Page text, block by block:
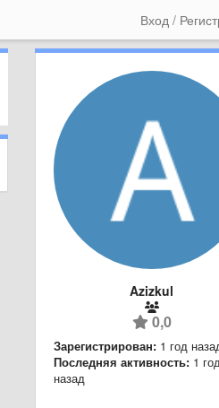
Вход /
Azizkul
0,0
Зарегистрирован: 1 год
Последняя активность: 1 год
назад